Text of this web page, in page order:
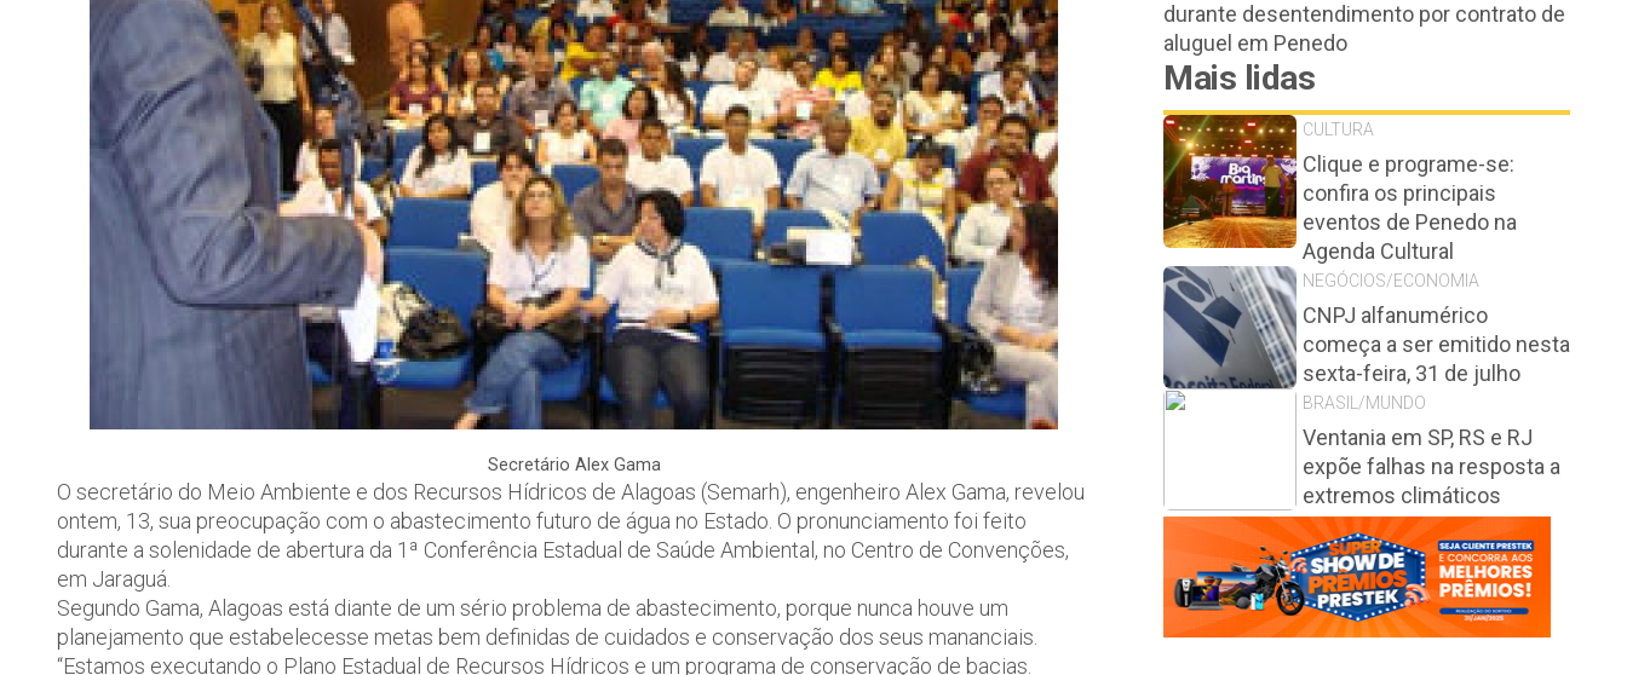
Secretário Alex Gama
O secretário do Meio Ambiente e dos Recursos Hídricos de Alagoas (Semarh), engenheiro Alex Gama, revelou
ontem, 13, sua preocupação com o abastecimento futuro de água no Estado. O pronunciamento foi feito
durante a solenidade de abertura da 1ª Conferência Estadual de Saúde Ambiental, no Centro de Convenções,
em Jaraguá.
Segundo Gama, Alagoas está diante de um sério problema de abastecimento, porque nunca houve um
planejamento que estabelecesse metas bem definidas de cuidados e conservação dos seus mananciais.
“Estamos executando o Plano Estadual de Recursos Hídricos e um programa de conservação de bacias.
durante desentendimento por contrato de
aluguel em Penedo
Mais lidas
CULTURA
Clique e programe-se:
confira os principais
eventos de Penedo na
Agenda Cultural
NEGÓCIOS/ECONOMIA
CNPJ alfanumérico
começa a ser emitido nesta
sexta-feira, 31 de julho
BRASIL/MUNDO
Ventania em SP, RS e RJ
expõe falhas na resposta a
extremos climáticos